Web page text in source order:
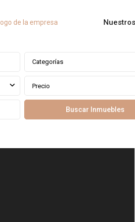
Categorías
Precio